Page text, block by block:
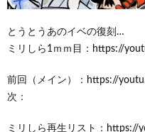
とうとうあのイベの復刻…
ミリしら1ｍｍ目：https://
前回（メイン）：https://
次：
ミリしら再生リスト：https://